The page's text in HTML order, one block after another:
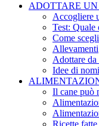
ADOTTARE
Accogliere
Test: Quale
Come
Allevamenti
Adottare
Idee di
Il cane può
Ricette